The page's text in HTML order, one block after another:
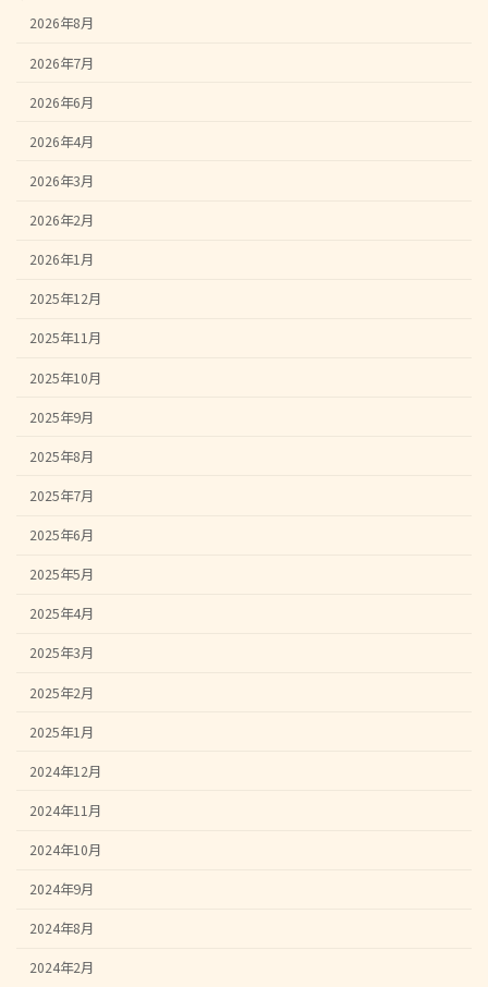
2026年8月
2026年7月
2026年6月
2026年4月
2026年3月
2026年2月
2026年1月
2025年12月
2025年11月
2025年10月
2025年9月
2025年8月
2025年7月
2025年6月
2025年5月
2025年4月
2025年3月
2025年2月
2025年1月
2024年12月
2024年11月
2024年10月
2024年9月
2024年8月
2024年2月